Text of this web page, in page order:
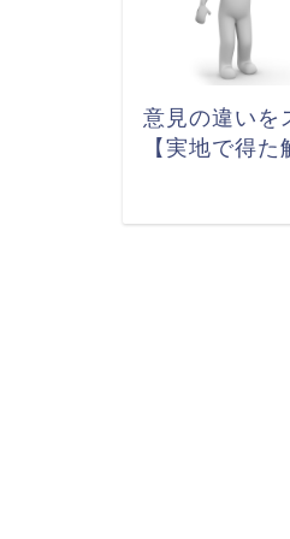
意見の違いを
【実地で得た